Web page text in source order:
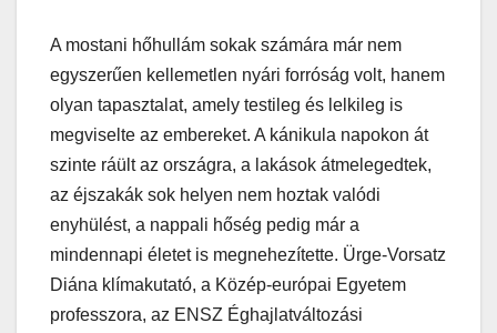
A mostani hőhullám sokak számára már nem
egyszerűen kellemetlen nyári forróság volt, hanem
olyan tapasztalat, amely testileg és lelkileg is
megviselte az embereket. A kánikula napokon át
szinte ráült az országra, a lakások átmelegedtek,
az éjszakák sok helyen nem hoztak valódi
enyhülést, a nappali hőség pedig már a
mindennapi életet is megnehezítette. Ürge-Vorsatz
Diána klímakutató, a Közép-európai Egyetem
professzora, az ENSZ Éghajlatváltozási